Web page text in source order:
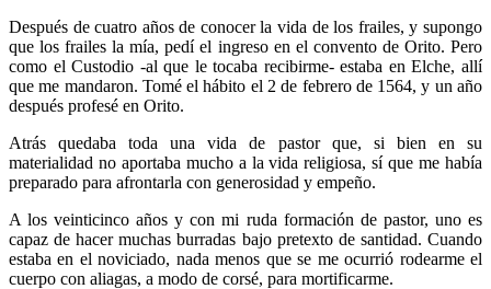
Después de cuatro años de conocer la vida de los frailes, y supongo
que los frailes la mía, pedí el ingreso en el convento de Orito. Pero
como el Custodio -al que le tocaba recibirme- estaba en Elche, allí
que me mandaron. Tomé el hábito el 2 de febrero de 1564, y un año
después profesé en Orito.
Atrás quedaba toda una vida de pastor que, si bien en su
materialidad no aportaba mucho a la vida religiosa, sí que me había
preparado para afrontarla con generosidad y empeño.
A los veinticinco años y con mi ruda formación de pastor, uno es
capaz de hacer muchas burradas bajo pretexto de santidad. Cuando
estaba en el noviciado, nada menos que se me ocurrió rodearme el
cuerpo con aliagas, a modo de corsé, para mortificarme.